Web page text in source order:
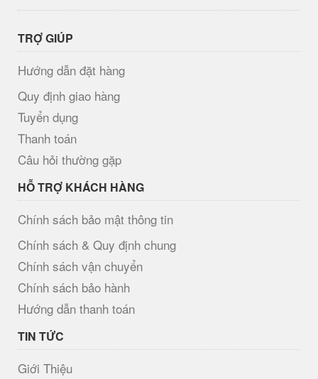
TRỢ GIÚP
Hướng dẫn đặt hàng
Quy định giao hàng
Tuyển dụng
Thanh toán
Câu hỏi thường gặp
HỖ TRỢ KHÁCH HÀNG
Chính sách bảo mật thông tin
Chính sách & Quy định chung
Chính sách vận chuyển
Chính sách bảo hành
Hướng dẫn thanh toán
TIN TỨC
Giới Thiệu